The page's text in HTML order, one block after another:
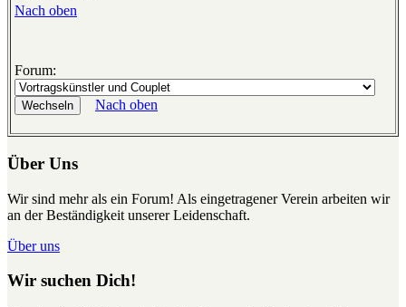
Nach oben
Forum:
Nach oben
Über Uns
Wir sind mehr als ein Forum! Als eingetragener Verein arbeiten wir
an der Beständigkeit unserer Leidenschaft.
Über uns
Wir suchen Dich!